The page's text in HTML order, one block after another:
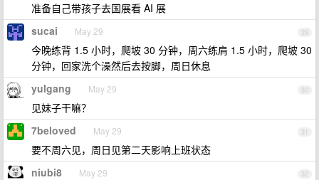
准备自己带孩子去国展看 AI 展
29
sucai May 29
今晚练背 1.5 小时，爬坡 30 分钟，周六练肩 1.5 小时，爬坡 30
分钟，回家洗个澡然后去按脚，周日休息
30
yulgang May 29
见妹子干嘛？
31
7beloved May 29
要不周六见，周日见第二天影响上班状态
32
niubi8 May 29